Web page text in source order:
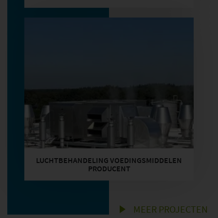
LUCHTBEHANDELING VOEDINGSMIDDELEN
PRODUCENT
MEER PROJECTEN